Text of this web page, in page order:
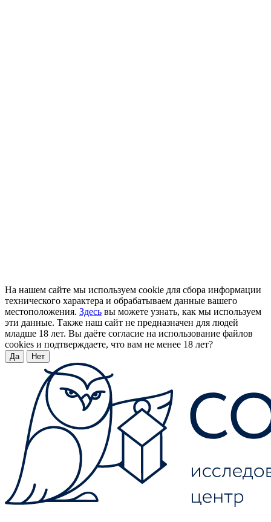
На нашем сайте мы используем cookie для сбора информации
технического характера и обрабатываем данные вашего
местоположения. Здесь вы можете узнать, как мы используем
эти данные. Также наш сайт не предназначен для людей
младше 18 лет. Вы даёте согласие на использование файлов
cookies и подтверждаете, что вам не менее 18 лет?
Да Нет